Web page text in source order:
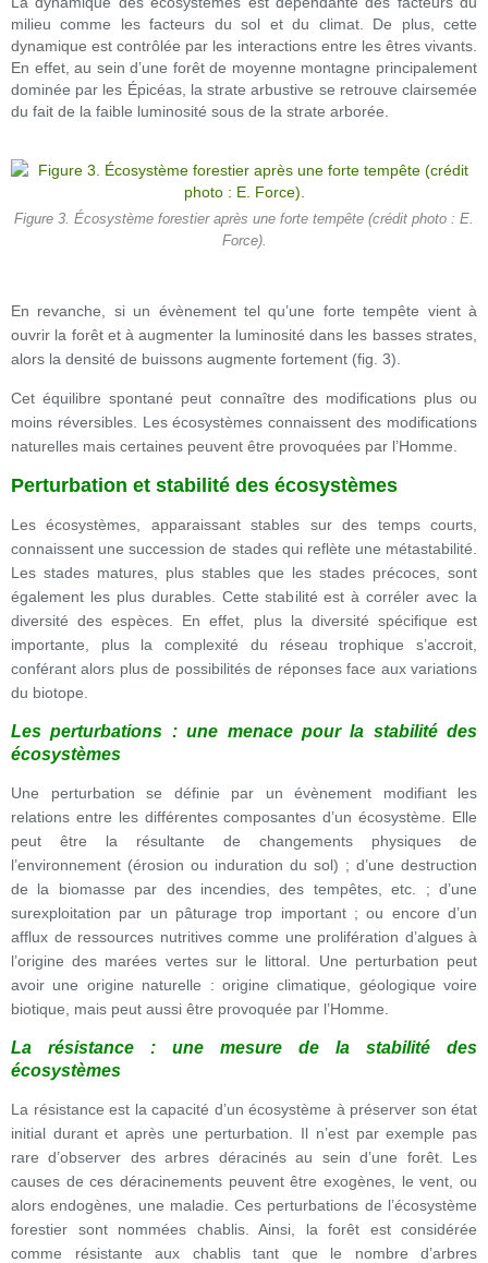
milieu comme les facteurs du sol et du climat. De plus, cette
dynamique est contrôlée par les interactions entre les êtres vivants.
En effet, au sein d’une forêt de moyenne montagne principalement
dominée par les Épicéas, la strate arbustive se retrouve clairsemée
du fait de la faible luminosité sous de la strate arborée.
Figure 3. Écosystème forestier après une forte tempête (crédit photo : E.
Force).
En revanche, si un évènement tel qu’une forte tempête vient à
ouvrir la forêt et à augmenter la luminosité dans les basses strates,
alors la densité de buissons augmente fortement (fig. 3).
Cet équilibre spontané peut connaître des modifications plus ou
moins réversibles. Les écosystèmes connaissent des modifications
naturelles mais certaines peuvent être provoquées par l’Homme.
Perturbation et stabilité des écosystèmes
Les écosystèmes, apparaissant stables sur des temps courts,
connaissent une succession de stades qui reflète une métastabilité.
Les stades matures, plus stables que les stades précoces, sont
également les plus durables. Cette stabilité est à corréler avec la
diversité des espèces. En effet, plus la diversité spécifique est
importante, plus la complexité du réseau trophique s’accroit,
conférant alors plus de possibilités de réponses face aux variations
du biotope.
Les perturbations : une menace pour la stabilité des
écosystèmes
Une perturbation se définie par un évènement modifiant les
relations entre les différentes composantes d’un écosystème. Elle
peut être la résultante de changements physiques de
l’environnement (érosion ou induration du sol) ; d’une destruction
de la biomasse par des incendies, des tempêtes, etc. ; d’une
surexploitation par un pâturage trop important ; ou encore d’un
afflux de ressources nutritives comme une prolifération d’algues à
l’origine des marées vertes sur le littoral. Une perturbation peut
avoir une origine naturelle : origine climatique, géologique voire
biotique, mais peut aussi être provoquée par l’Homme.
La résistance : une mesure de la stabilité des
écosystèmes
La résistance est la capacité d’un écosystème à préserver son état
initial durant et après une perturbation. Il n’est par exemple pas
rare d’observer des arbres déracinés au sein d’une forêt. Les
causes de ces déracinements peuvent être exogènes, le vent, ou
alors endogènes, une maladie. Ces perturbations de l’écosystème
forestier sont nommées chablis. Ainsi, la forêt est considérée
comme résistante aux chablis tant que le nombre d’arbres